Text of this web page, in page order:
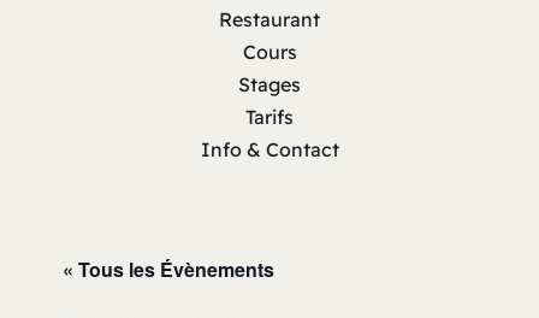
Restaurant
Cours
Stages
Tarifs
Info & Contact
« Tous les Évènements